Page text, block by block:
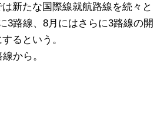
新たな国際線就航路線を続々と
3路線、8月にはさらに3路線の開
るという。
から。